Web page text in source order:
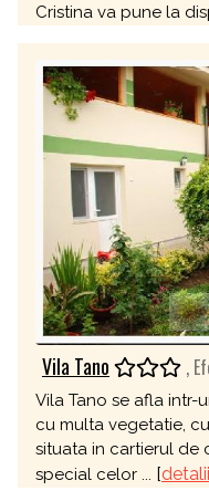
Cristina va pune la
Vila Tano ,
Vila Tano se afla intr-
cu multa vegetatie,
situata in cartierul de
special celor ... [detalii